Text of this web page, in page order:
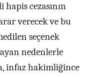
cezasının
verecek ve bu
seçenek
nedenlerle
infaz hakimliğince